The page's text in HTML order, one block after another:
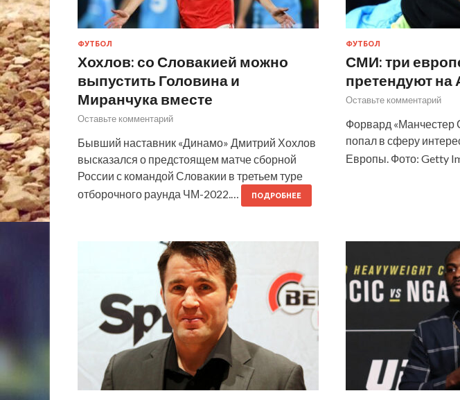
ФУТБОЛ
Хохлов: со Словакией можно
выпустить Головина и
Миранчука вместе
Оставьте комментарий
Бывший наставник «Динамо» Дмитрий Хохлов
высказался о предстоящем матче сборной
России с командой Словакии в третьем туре
отборочного раунда ЧМ-2022.…
ПОДРОБНЕЕ
ФУТБОЛ
СМИ: три
претендуют на
Оставьте комментарий
Форвард «Манчестер
попал в сферу
Европы. Фото: Getty